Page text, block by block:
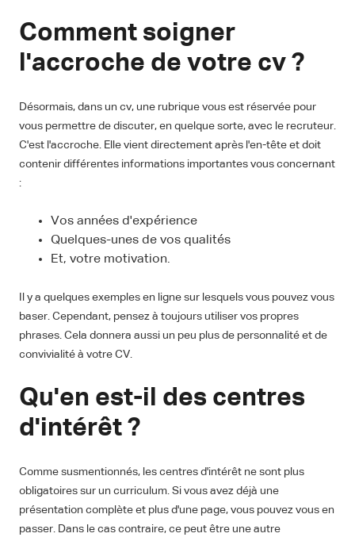
Comment soigner
l'accroche de votre cv ?
Désormais, dans un cv, une rubrique vous est réservée pour
vous permettre de discuter, en quelque sorte, avec le recruteur.
C'est l'accroche. Elle vient directement après l'en-tête et doit
contenir différentes informations importantes vous concernant
:
Vos années d'expérience
Quelques-unes de vos qualités
Et, votre motivation.
Il y a quelques exemples en ligne sur lesquels vous pouvez vous
baser. Cependant, pensez à toujours utiliser vos propres
phrases. Cela donnera aussi un peu plus de personnalité et de
convivialité à votre CV.
Qu'en est-il des centres
d'intérêt ?
Comme susmentionnés, les centres d'intérêt ne sont plus
obligatoires sur un curriculum. Si vous avez déjà une
présentation complète et plus d'une page, vous pouvez vous en
passer. Dans le cas contraire, ce peut être une autre